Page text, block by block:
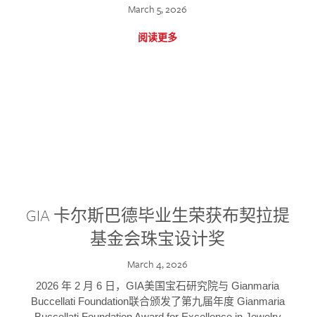
March 5, 2026
阅读更多
GIA 卡尔斯巴德毕业生荣获布契拉提
基金会珠宝设计奖
March 4, 2026
2026 年 2 月 6 日，GIA美国宝石研究院与 Gianmaria
Buccellati Foundation联合颁发了第九届年度 Gianmaria